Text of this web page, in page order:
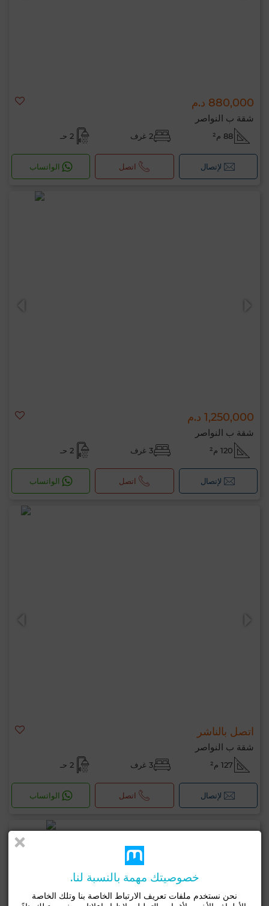
880,000 د.م
شقة ب النواصر
88 م² 2 غرف 2 حـ
لإتصال اتصل الواتساب
1,250,000 د.م
شقة ب النواصر
120 م² 3 غرف 2 حـ
لإتصال اتصل الواتساب
اتصل بالناشر
شقة ب النواصر
127 م² 3 غرف 2 حـ
لإتصال اتصل الواتساب
خصوصيتك مهمة بالنسبة لنا.
نحن نستخدم ملفات تعريف الارتباط الخاصة بنا وتلك الخاصة